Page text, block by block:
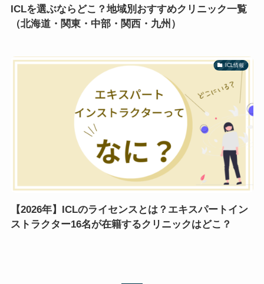
ICLを選ぶならどこ？地域別おすすめクリニック一覧
（北海道・関東・中部・関西・九州）
ICL情報
【2026年】ICLのライセンスとは？エキスパートイン
ストラクター16名が在籍するクリニックはどこ？